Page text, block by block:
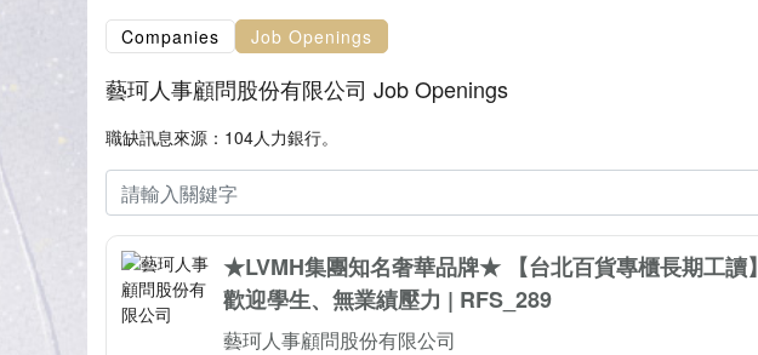
Companies Job Openings
藝珂人事顧問股份有限公司 Job Openings
職缺訊息來源：104人力銀行。
★LVMH集團知名奢華品牌★ 【台北百貨專櫃長期工讀】
歡迎學生、無業績壓力 | RFS_289
藝珂人事顧問股份有限公司